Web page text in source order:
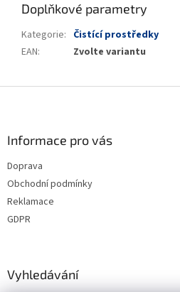
Doplňkové parametry
Kategorie: Čistící prostředky
EAN: Zvolte variantu
Informace pro vás
Doprava
Obchodní podmínky
Reklamace
GDPR
Vyhledávání